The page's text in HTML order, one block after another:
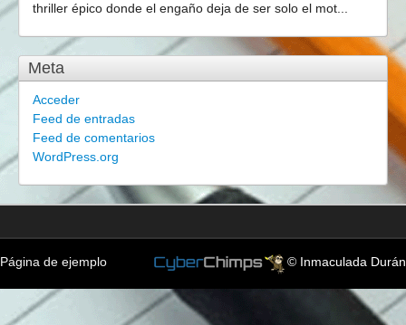
thriller épico donde el engaño deja de ser solo el mot...
Meta
Acceder
Feed de entradas
Feed de comentarios
WordPress.org
Página de ejemplo © Inmaculada Durán